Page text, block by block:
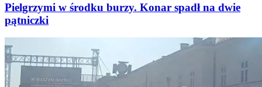
Pielgrzymi w środku burzy. Konar spadł na dwie
pątniczki